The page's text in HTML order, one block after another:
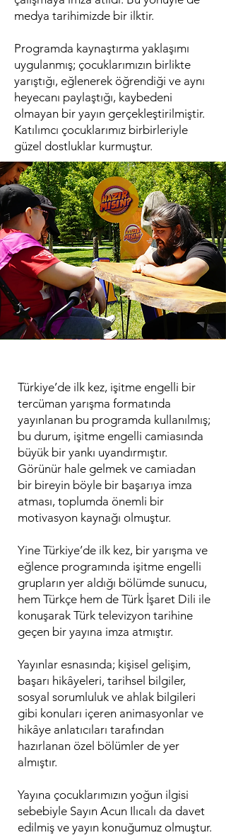
medya tarihimizde bir ilktir.
Programda kaynaştırma yaklaşımı
uygulanmış; çocuklarımızın birlikte
yarıştığı, eğlenerek öğrendiği ve aynı
heyecanı paylaştığı, kaybedeni
olmayan bir yayın gerçekleştirilmiştir.
Katılımcı çocuklarımız birbirleriyle
güzel dostluklar kurmuştur.
Türkiye’de ilk kez, işitme engelli bir
tercüman yarışma formatında
yayınlanan bu programda kullanılmış;
bu durum, işitme engelli camiasında
büyük bir yankı uyandırmıştır.
Görünür hale gelmek ve camiadan
bir bireyin böyle bir başarıya imza
atması, toplumda önemli bir
motivasyon kaynağı olmuştur.
Yine Türkiye’de ilk kez, bir yarışma ve
eğlence programında işitme engelli
grupların yer aldığı bölümde sunucu,
hem Türkçe hem de Türk İşaret Dili ile
konuşarak Türk televizyon tarihine
geçen bir yayına imza atmıştır.
Yayınlar esnasında; kişisel gelişim,
başarı hikâyeleri, tarihsel bilgiler,
sosyal sorumluluk ve ahlak bilgileri
gibi konuları içeren animasyonlar ve
hikâye anlatıcıları tarafından
hazırlanan özel bölümler de yer
almıştır.
Yayına çocuklarımızın yoğun ilgisi
sebebiyle Sayın Acun Ilıcalı da davet
edilmiş ve yayın konuğumuz olmuştur.